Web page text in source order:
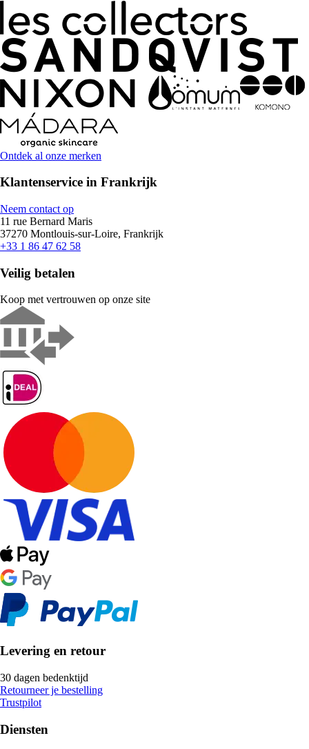
Ontdek al onze merken
Klantenservice in Frankrijk
Neem contact op
11 rue Bernard Maris
37270 Montlouis-sur-Loire, Frankrijk
+33 1 86 47 62 58
Veilig betalen
Koop met vertrouwen op onze site
Levering en retour
30 dagen bedenktijd
Retourneer je bestelling
Trustpilot
Diensten